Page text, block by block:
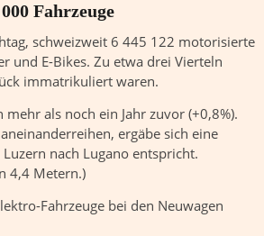
Fahrzeuge
schweizweit 6 445 122 motorisierte
und E-Bikes. Zu etwa drei Vierteln
immatrikuliert waren.
als noch ein Jahr zuvor (+0,8%).
ergäbe sich eine
nach Lugano entspricht.
4,4 Metern.)
Fahrzeuge bei den Neuwagen